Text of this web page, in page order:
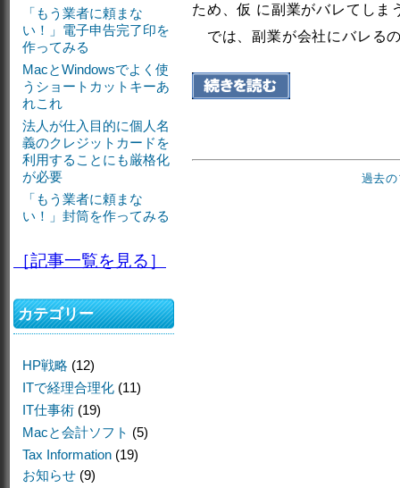
ため、仮 に副業がバレてしま
では、副業が会社にバレる
過去
「もう業者に頼まな
い！」電子申告完了印を
作ってみる
MacとWindowsでよく使
うショートカットキーあ
れこれ
法人が仕入目的に個人名
義のクレジットカードを
利用することにも厳格化
が必要
「もう業者に頼まな
い！」封筒を作ってみる
［記事一覧を見る］
カテゴリー
HP戦略 (12)
ITで経理合理化 (11)
IT仕事術 (19)
Macと会計ソフト (5)
Tax Information (19)
お知らせ (9)